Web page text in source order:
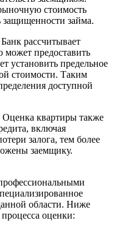
стоимость
защищенности займа.
рассчитывает
предоставить
установить предельное
стоимости. Таким
доступной
Оценка квартиры также
включая
залога, тем более
заемщику.
области. Ниже
оценки: